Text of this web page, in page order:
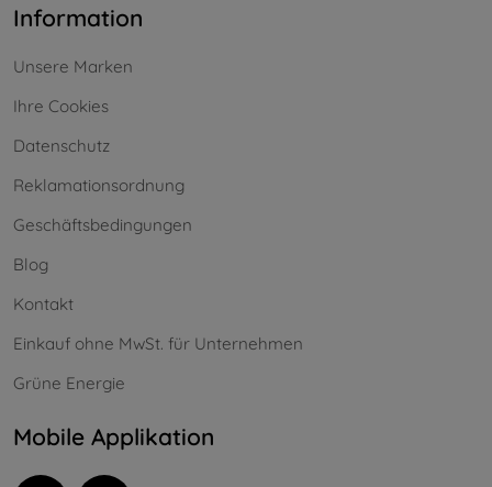
Information
Unsere Marken
Ihre Cookies
Datenschutz
Reklamationsordnung
Geschäftsbedingungen
Blog
Kontakt
Einkauf ohne MwSt. für Unternehmen
Grüne Energie
Mobile Applikation